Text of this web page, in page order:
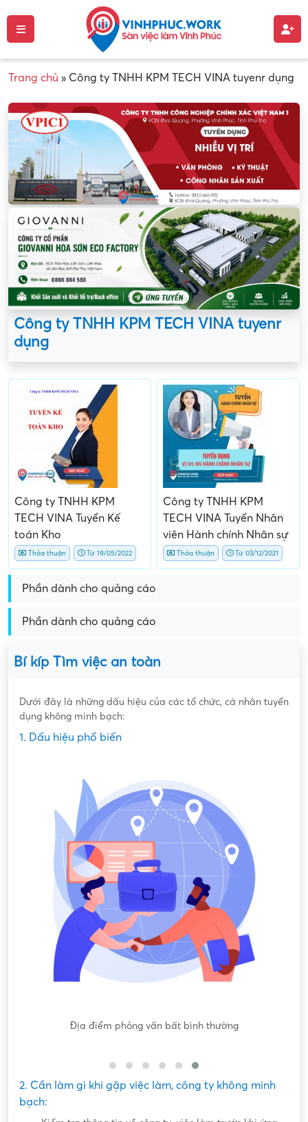
Trang chủ » Công ty TNHH KPM TECH VINA tuyenr dụng
Công ty TNHH KPM TECH VINA tuyenr
dụng
Công ty TNHH KPM
TECH VINA Tuyển Kế
toán Kho
Thỏa thuận Từ 19/05/2022
Công ty TNHH KPM
TECH VINA Tuyển Nhân
viên Hành chính Nhân sự
Thỏa thuận Từ 03/12/2021
Phần dành cho quảng cáo
Phần dành cho quảng cáo
Bí kíp Tìm việc an toàn
Dưới đây là những dấu hiệu của các tổ chức, cá nhân tuyển
dụng không minh bạch:
1. Dấu hiệu phổ biến
Nội dung mô tả công việc sơ sài, không đồng nhất với công
2. Cần làm gì khi gặp việc làm, công ty không minh
bạch: